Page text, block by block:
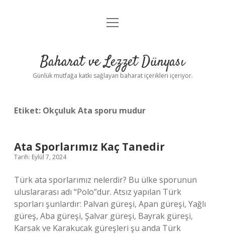
Anasayfa
Yasal Uyarı
menüyü
Baharat ve Lezzet Dünyası
Günlük mutfağa katkı sağlayan baharat içerikleri içeriyor.
Etiket: Okçuluk Ata sporu mudur
Ata Sporlarımız Kaç Tanedir
Tarih: Eylül 7, 2024
Türk ata sporlarımız nelerdir? Bu ülke sporunun
uluslararası adı “Polo”dur. Atsız yapılan Türk
sporları şunlardır: Palvan güreşi, Apan güreşi, Yağlı
güreş, Aba güreşi, Şalvar güreşi, Bayrak güreşi,
Karsak ve Karakucak güreşleri şu anda Türk